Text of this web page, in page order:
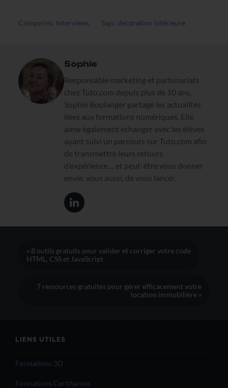
Categories: Interviews Tags: décoration intérieure
Sophie
Responsable marketing et partenariats
chez Tuto.com depuis plus de 10 ans,
Sophie Boulanger partage les actualités
liées aux formations numériques. Elle
aime également échanger avec les élèves
ayant suivi un parcours sur Tuto.com afin
de transmettre leurs retours
d’expérience… et peut-être vous donner
envie, vous aussi, de vous lancer.
« 8 outils gratuits pour valider et corriger votre code
HTML, CSS et JavaScript
7 ressources gratuites pour gérer efficacement votre
location immobilière »
LIENS UTILES
Formations 3D
Formations Certifiantes